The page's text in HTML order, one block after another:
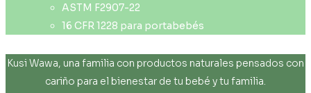
ASTM F2907-22
16 CFR 1228 para portabebés
Kusi Wawa, una familia con productos naturales pensados con
cariño para el bienestar de tu bebé y tu familia.